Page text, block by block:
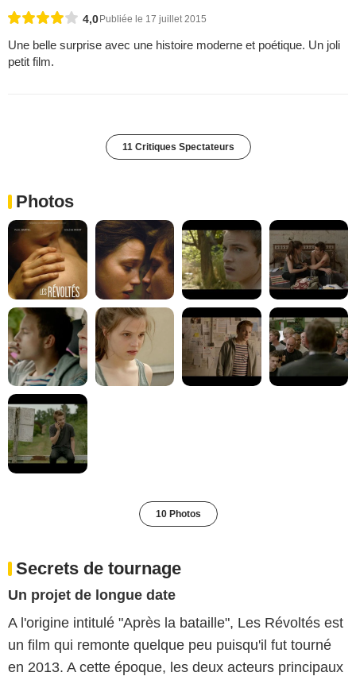
4,0 Publiée le 17 juillet 2015
Une belle surprise avec une histoire moderne et poétique. Un joli
petit film.
11 Critiques Spectateurs
Photos
10 Photos
Secrets de tournage
Un projet de longue date
A l'origine intitulé "Après la bataille", Les Révoltés est
un film qui remonte quelque peu puisqu'il fut tourné
en 2013. A cette époque, les deux acteurs principaux